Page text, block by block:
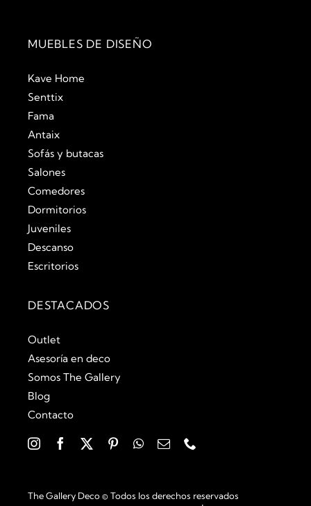
MUEBLES DE DISEÑO
Kave Home
Senttix
Fama
Antaix
Sofás y butacas
Salones
Comedores
Dormitorios
Juveniles
Descanso
Escritorios
DESTACADOS
Outlet
Asesoría en deco
Somos The Gallery
Blog
Contacto
The Gallery Deco © Todos los derechos reservados